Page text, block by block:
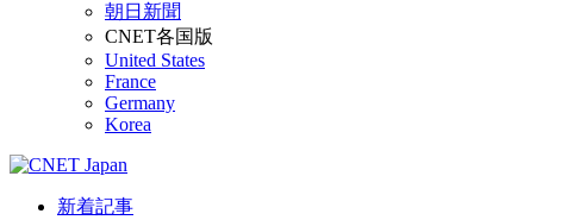
朝日新聞
CNET各国版
United States
France
Germany
Korea
新着記事